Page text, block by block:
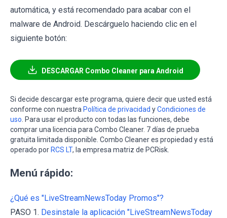
automática, y está recomendado para acabar con el
malware de Android. Descárguelo haciendo clic en el
siguiente botón:
DESCARGAR Combo Cleaner para Android
Si decide descargar este programa, quiere decir que usted está
conforme con nuestra Política de privacidad yCondiciones de
uso. Para usar el producto con todas las funciones, debe
comprar una licencia para Combo Cleaner. 7 días de prueba
gratuita limitada disponible. Combo Cleaner es propiedad y está
operado por RCS LT, la empresa matriz de PCRisk.
Menú rápido:
¿Qué es "LiveStreamNewsToday Promos"?
PASO 1. Desinstale la aplicación "LiveStreamNewsToday